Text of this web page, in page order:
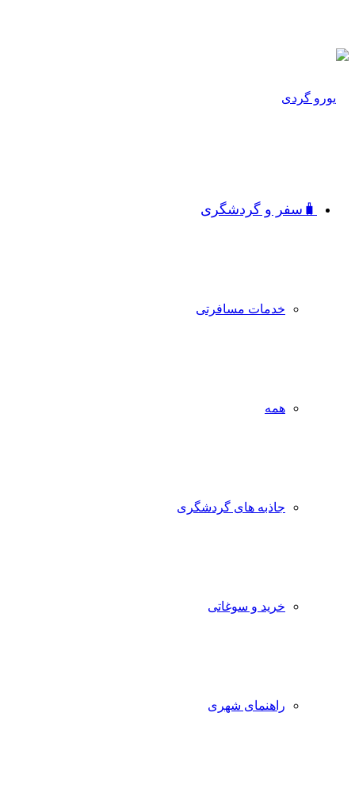
🧳سفر و گردشگری
خدمات مسافرتی
همه
جاذبه‌ های گردشگری
خرید و سوغاتی
راهنمای شهری